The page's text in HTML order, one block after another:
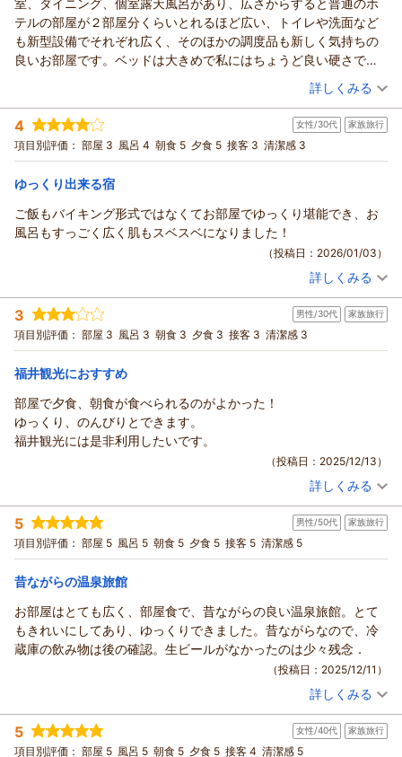
用いただけましたら嬉しいです。
一方で、お布団につきましては寝付きづらく、お身体にもご負
担をおかけしてしまい申し訳ございません。できる範囲で敷き
方の工夫や追加の寝具のご用意など、少しでも楽にお休みいた
だけるよう対応してまいります。次回ご利用の際は、ご遠慮な
て大切にお預かりいたします。
当館政竜閣は、お部屋食でゆっくりお召し上がりいただける点
も、三世代・ご家族旅行のお客様にご好評をいただいておりま
す。季節ごとにお料理内容も変わりますので、また違う季節の
福井の味覚もぜひお楽しみいただければと思います。
「全体的には大満足の素敵なお宿でした」とのお言葉に、スタ
ッフ一同心より感謝申し上げます。
またのお越しを、心よりお待ち申し上げております。
（返信日：2026/02/23）
いちリモコンを持ち替えなければなりません。
部屋の露天風呂は温度も良く、いつでも好きな時に入れるのが良
いです。浴槽はやや小さめですが、バスローブがあるのはありが
朝食後、部屋の冷蔵庫の利用状況の確認がありました。道中に飲
みきれなかった飲み物を入れておいたら、「あらっ…」と仲居さ
んが少し嫌そうな顔をしてました。
正直、思っていたよりも期待外れでした…。
上コンロで焼ける焼肉の方が良いと思います。
今回はカニが目当てだったのですが、滞在メインの旅行だった
ら、違うお宿にしたと思います。今回の設備・プランでは割高に
感じました。
ございませんでした。本来はお客様の召し上がるペースを見な
がら、温かいものは温かい状態で一番良いタイミングでお出し
できるよう進めるべきでした。いただいたご指摘は担当・調理
場とも共有してまいります。
そのような中でも「冷めても柔らかくて美味しかった」とのお
態で召し上がっていただける提供に努めてまいります。
さらに、お部屋の設備面につきましても、ご期待に添えず申し
訳ございませんでした。備品の不備は早急に点検・改善を進め
てまいります。
快に感じられたとのこと、重ねてお詫び申し上げます。当館は
お部屋食のため、衛生管理の観点から飲食物のお持ち込みはご
遠慮いただいておりますが、だからこそご案内は丁寧に行い、
お客様のお気持ちに寄り添う対応をしなければなりませんでし
礼のない対応を心がけてまいります。
一方で、客室露天風呂の温度や「いつでも好きな時に入れるの
が良い」とのお言葉、またバスローブについてもお褒めいただ
きありがとうございます。ご滞在の中で少しでも良かった点が
旅のはじまりであるチェックイン時のご案内が行き届かず、結
果、その後のご滞在全体にもご不満が残るかたちになってしま
ったことを、私どもも大変重く受け止めております。いただい
たご意見を真摯に受け止め、料理提供のタイミング、設備点
ありがとうございました。
（返信日：2026/01/26）
あわら温泉 政竜閣からの返信
このたびは政竜閣にご宿泊いただき、誠にありがとうございま
した。
また、お忙しい中ご感想をお寄せくださり、重ねて御礼申し上
ご夕食のカニを「とても美味しかった」とのお言葉、大変うれ
しく拝見いたしました。お部屋食でゆっくり食べることができ
て良かったとのこと、ご家族皆さまで気兼ねなくお過ごしいた
だけたようで何よりでございます。雪の降る中の露天風呂もご
満喫いただけたとのこと、冬ならではの雰囲気を楽しんでいた
的まとまった雪が積もりにくい地域ではございますが、冬場は
道中や日によって冷え込みや路面の凍結もございますので、お
車でお越しの際はスタッドレスタイヤでのご来館をお願いして
一方で、お部屋に落ちていたゴミ、また朝の大浴場にゴミが浮
いていた件につきましては、ご不快な思いをおかけし誠に申し
訳ございません。せっかくの温泉の時間に、安心してご入浴い
ただけないような状況を作ってしまったこと、心よりお詫び申
し上げます。
上に丁寧に行い、客室・大浴場ともに小さな点も見落とさない
ようスタッフ間で共有し、再発防止に努めてまいります。もし
ご滞在中にお気づきの点がございましたら、すぐにスタッフへ
お声がけいただけましたら可能な限り迅速に対応いたします。
当館は、お部屋食で周りを気にせず、ゆっくりとお食事の時間
をお楽しみいただけるよう心がけております。次回もぜひ、ご
家族旅行のひとときに政竜閣をご利用いただけましたら嬉しい
です。
またのお越しを、スタッフ一同心よりお待ち申し上げておりま
す。
テルの部屋が２部屋分くらいとれるほど広い、トイレや洗面など
も新型設備でそれぞれ広く、そのほかの調度品も新しく気持ちの
良いお部屋です。ベッドは大きめで私にはちょうど良い硬さで体
が沈まず疲れが取れて朝まで熟睡しました。大浴場は広くて天然
石がうまく生かされた本当に広い浴場です。もちろん個室のお風
呂も最高でシャワーなどの設備も上質な浴室でした。食事を多く
召し上がる方には若干少ないかもしれませんが、工夫され味付け
が良くおいしかったです。とにかく美しくきれいなお部屋で最高
した。
（投稿日：2026/01/12）
宿泊時期： 2025年11月宿泊 (夫婦旅行)
投稿者： よっくんさん (男性/70代)
宿泊プラン： 【部屋食でのんびり♪】若狭牛ステーキ・のどぐろ塩焼き・地
魚お造り付き★福井のうまいもん満喫じゃプラン
和洋室
朝・夕
朝/部屋出し
朝/個室利用
あわら温泉 政竜閣からの返信
このたびは政竜閣にご宿泊いただき、誠にありがとうございま
また、「宿に浸れる最高のホテル」との心温まるご感想をお寄
せいただき、重ねて御礼申し上げます。
ご利用いただきました2024年新設の卓球もカラオケもできる露
天風呂付和洋室につきまして、居間・寝室・ダイニング・個室
露天風呂と、それぞれの空間や設備を丁寧にご覧いただき大変
「新しく気持ちの良いお部屋」と感じていただけたことは、私
どもにとって何よりの励みでございます。
また、ベッドにつきましても、シモンズ製のセミダブルベッド
を「硬さがちょうど良く、体が沈まず疲れが取れて朝まで熟睡
できた」とのお言葉まで頂戴し、安心いたしました。旅先での
睡眠は大切ですので、快適にお休みいただけたご様子に嬉しい
気持ちでいっぱいです。
大浴場につきましても、「天然石がうまく生かされた本当に広
い浴場」とご評価いただきありがとうございます。あわせて、
客室の露天風呂やシャワーなど浴室設備も「上質」と感じてい
ようで何よりでございます。
お食事に関しては、「多く召し上がる方には若干少ないかもし
れない」との率直なお声をありがとうございます。一方で、工
夫や味付けをお褒めいただき、「おいしかった」と言っていた
だけたことは大変光栄でございます。もし次回お越しいただけ
る際には、別注料理（のどぐろ塩焼き・鮑の踊り焼き・お造り
等）の追加も事前に承っておりますので、ご好みに合わせてぜ
ひご検討くださいませ。
詳しくみる
4 女性/30代 家族旅行
項目別評価： 部屋 3 風呂 4 朝食 5 夕食 5 接客 3 清潔感 3
ゆっくり出来る宿
ご飯もバイキング形式ではなくてお部屋でゆっくり堪能でき、お
風呂もすっごく広く肌もスベスベになりました！
（投稿日：2026/01/03）
投稿者： まみさん(女性/30代)
宿泊プラン： ■政竜じゃプラン■部屋食 日本海の幸等豪華10品！【せいり
ゅ～かっく♪】
和室 朝・夕 朝/部屋出し 夕/部屋出し
宿泊価格帯： 20,001～21,000円(大人一人あたり/税込)
このたびはあわら温泉 政竜閣にご宿泊いただき、誠にありがと
うございました。
また、「ゆっくり出来る宿」との嬉しいクチコミをお寄せいた
「■政竜じゃプラン■（お部屋食）」で、お食事をバイキング
ではなくお部屋でゆっくり堪能できたとのこと、何よりでござ
います。ご家族皆さまで気兼ねなく、旅の時間をのんびりお過
ごしいただけたご様子が伝わり、私どもも嬉しい気持ちでいっ
ぱいです。
お風呂につきましても「広くて肌がスベスベになった」とのお
を感じていただけたようで安心いたしました。
また機会がございましたら、当館自慢の「貸切風呂」や「貸切
岩盤浴」、カラオケ・卓球などの貸切施設も、ご家族旅行の思
い出づくりにおすすめです。次回も「ゆっくりできる時間」を
ご用意できるよう、スタッフ一同心を込めてお迎えいたしま
す。
またのお越しを、心よりお待ち申し上げております。
（返信日：2026/01/12）
詳しくみる
3 男性/30代 家族旅行
項目別評価： 部屋 3 風呂 3 朝食 3 夕食 3 接客 3 清潔感 3
福井観光におすすめ
部屋で夕食、朝食が食べられるのがよかった！
ゆっくり、のんびりとできます。
福井観光には是非利用したいです。
（投稿日：2025/12/13）
投稿者： はじめちゃんさん(男性/30代)
宿泊プラン： 【お部屋食】移動がなくて楽チン♪プライベートな空間でお部
屋食じゃプラン【上げ膳据え膳】
和室 朝・夕
朝/部屋出し
夕/部屋出し
宿泊価格帯： 13,001～14,000円(大人一人あたり/税込)
あわら温泉 政竜閣からの返信
このたびはご家族で政竜閣にご宿泊いただき、誠にありがとう
ございました。
また、ご滞在後のクチコミをお寄せくださり、重ねて御礼申し
お部屋での夕食・朝食につきまして、「ゆっくり、のんびりと
できた」とのお言葉をいただけて何よりでございます。
移動の必要がない【お部屋食プラン】は、ご家族水入らずで気
詳しくみる
5 男性/50代 家族旅行
項目別評価： 部屋 5 風呂 5 朝食 5 夕食 5 接客 5 清潔感 5
昔ながらの温泉旅館
お部屋はとても広く、部屋食で、昔ながらの良い温泉旅館。とて
もきれいにしてあり、ゆっくりできました。昔ながらなので、冷
蔵庫の飲み物は後の確認。生ビールがなかったのは少々残念．
（投稿日：2025/12/11）
投稿者： ひーちゃんさん(男性/50代)
宿泊プラン： ■湯の華じゃプラン◆お値打ちお手頃プラン！人気です♪部屋
食カップルファミリービジネスにネット接続無料
和室
詳しくみる
5 女性/40代 家族旅行
項目別評価： 部屋 5 風呂 5 朝食 5 夕食 5 接客 4 清潔感 5